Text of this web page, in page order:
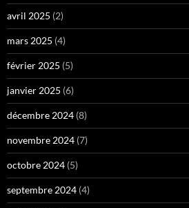
avril 2025 (2)
mars 2025 (4)
février 2025 (5)
janvier 2025 (6)
décembre 2024 (8)
novembre 2024 (7)
octobre 2024 (5)
septembre 2024 (4)